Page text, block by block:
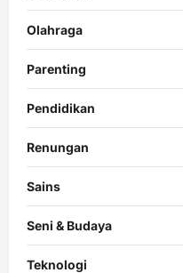
Olahraga
Parenting
Pendidikan
Renungan
Sains
Seni & Budaya
Teknologi